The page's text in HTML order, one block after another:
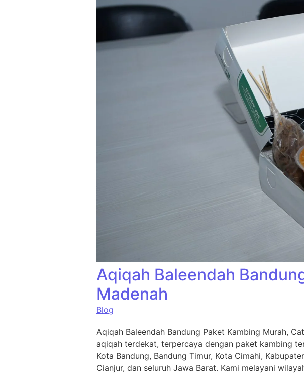
Aqiqah Baleendah
Madenah
Blog
Aqiqah Baleendah Bandung Paket Kambing Murah,
aqiqah terdekat, terpercaya dengan paket kambing
Kota Bandung, Bandung Timur, Kota Cimahi,
Cianjur, dan seluruh Jawa Barat. Kami melayani